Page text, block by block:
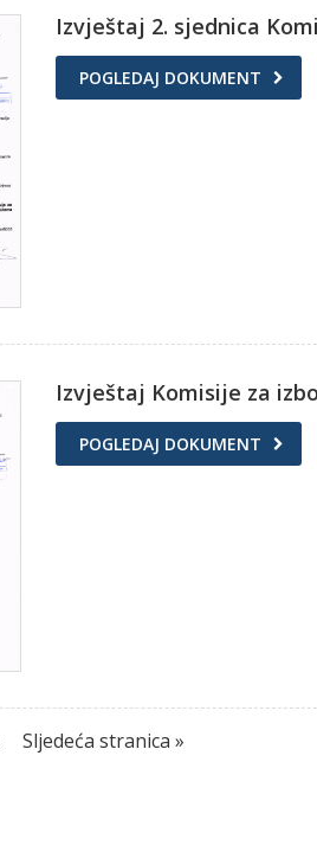
Izvještaj 2. sjednica
POGLEDAJ DOKUMENT
Izvještaj Komisije za
POGLEDAJ DOKUMENT
Sljedeća stranica »